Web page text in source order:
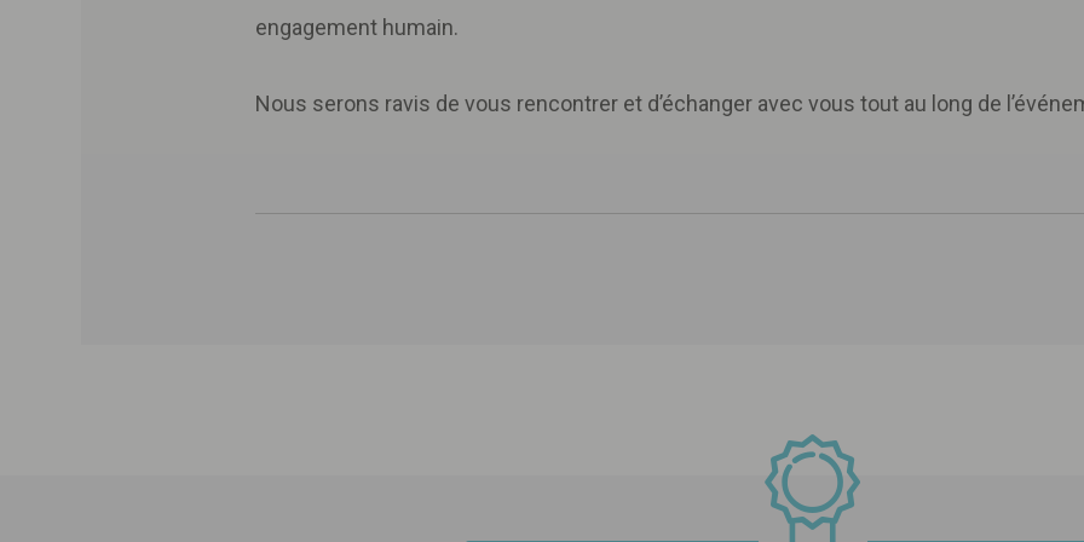
engagement humain.
Nous serons ravis de vous rencontrer et d’échanger avec vous tout au long de